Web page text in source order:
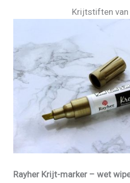
Krijtstiften van
Rayher Krijt-marker – wet